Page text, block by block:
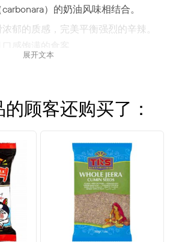
）的奶油风味相结合。
郁的质感，完美平衡强烈的辛辣。
Hot Chicken Ramen Carbo，让味蕾
美结合，定能满足每一位拉面爱好
水中，煮5分钟。
约8汤匙的汤汁。
。
展开文本
顾客还购买了：